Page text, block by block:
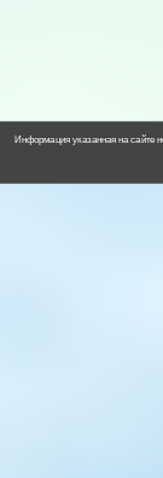
Информация указанная на сайте